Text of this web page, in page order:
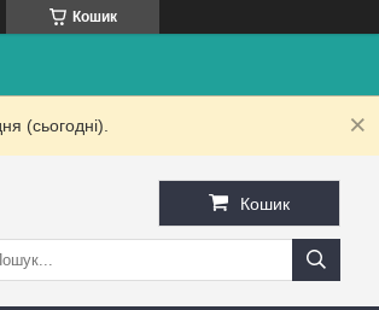
Кошик
(сьогодні).
Кошик